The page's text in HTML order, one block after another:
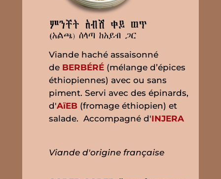
Viande haché assaisonné
de BERBÉRÉ(mélange d’épices
éthiopiennes) avec ou sans
piment. Servi avec des épinards,
d'AïEB(fromage éthiopien) et
salade. Accompagné d'INJERA
Viande d'origine française